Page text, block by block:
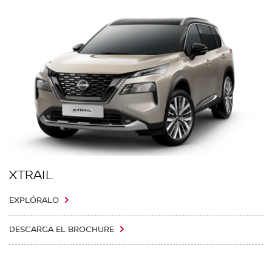
XTRAIL
EXPLÓRALO
DESCARGA EL BROCHURE